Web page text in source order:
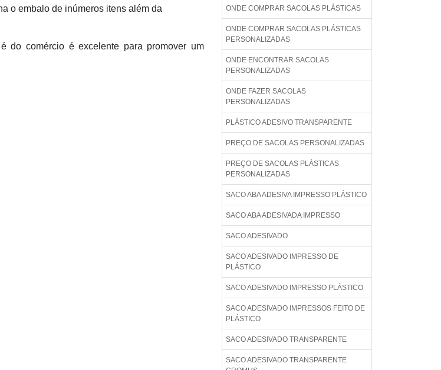
o embalo de inúmeros itens além da
do comércio é excelente para promover um
ONDE COMPRAR SACOLAS PLÁSTICAS
ONDE COMPRAR SACOLAS PLÁSTICAS
PERSONALIZADAS
ONDE ENCONTRAR SACOLAS
PERSONALIZADAS
ONDE FAZER SACOLAS
PERSONALIZADAS
PLÁSTICO ADESIVO TRANSPARENTE
PREÇO DE SACOLAS PERSONALIZADAS
PREÇO DE SACOLAS PLÁSTICAS
PERSONALIZADAS
SACO ABA ADESIVA IMPRESSO PLÁSTICO
SACO ABA ADESIVADA IMPRESSO
SACO ADESIVADO
SACO ADESIVADO IMPRESSO DE
PLÁSTICO
SACO ADESIVADO IMPRESSO PLÁSTICO
SACO ADESIVADO IMPRESSOS FEITO DE
PLÁSTICO
SACO ADESIVADO TRANSPARENTE
SACO ADESIVADO TRANSPARENTE